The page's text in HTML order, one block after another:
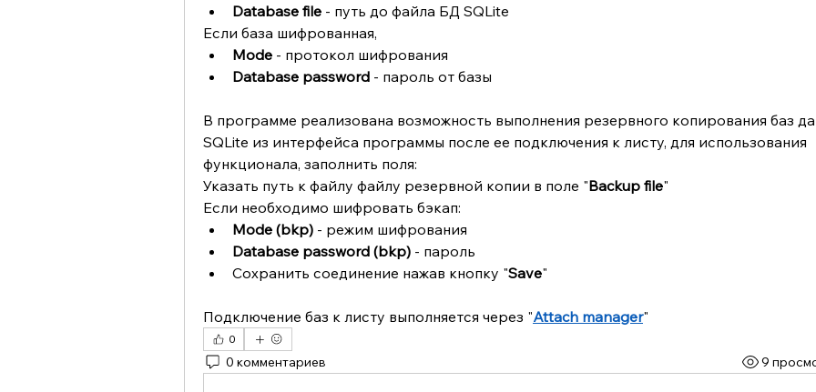
Database file - путь до файла БД SQLite
Если база шифрованная,
Mode - протокол шифрования
Database password - пароль от базы
В программе реализована возможность выполнения резервного копирования баз
SQLite из интерфейса программы после ее подключения к листу, для использования
функционала, заполнить поля:
Указать путь к файлу файлу резервной копии в поле "Backup file"
Если необходимо шифровать бэкап:
Mode (bkp) - режим шифрования
Database password (bkp) - пароль
Сохранить соединение нажав кнопку "Save"
Подключение баз к листу выполняется через "Attach manager"
0
0 комментариев 9